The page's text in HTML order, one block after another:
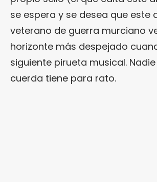
se espera y se desea que este
veterano de guerra murciano
horizonte más despejado
siguiente pirueta musical.
cuerda tiene para rato.